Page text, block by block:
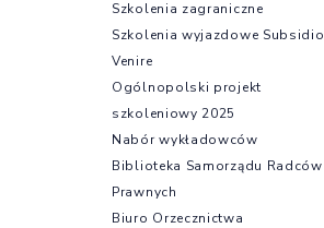
Szkolenia zagraniczne
Szkolenia wyjazdowe Subsidio
Venire
Ogólnopolski projekt
szkoleniowy 2025
Nabór wykładowców
Biblioteka Samorządu Radców
Prawnych
Biuro Orzecznictwa